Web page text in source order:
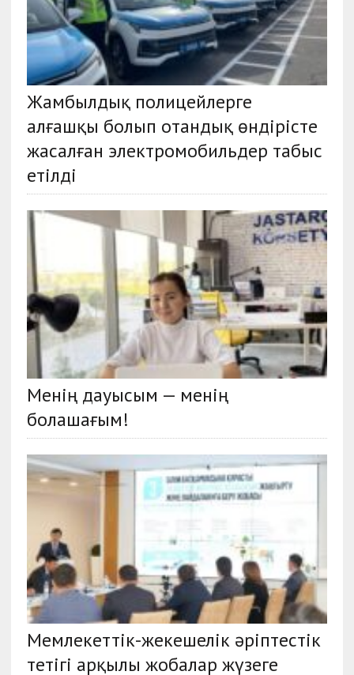
Жамбылдық полицейлерге
алғашқы болып отандық өндiрiсте
жасалған электромобильдер табыс
етілді
Менің дауысым — менің
болашағым!
Мемлекеттік-жекешелік әріптестік
тетігі арқылы жобалар жүзеге